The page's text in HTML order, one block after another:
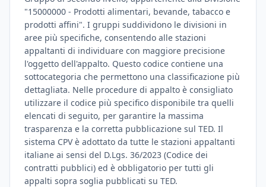
"15000000 - Prodotti alimentari, bevande, tabacco e
prodotti affini". I gruppi suddividono le divisioni in
aree più specifiche, consentendo alle stazioni
appaltanti di individuare con maggiore precisione
l'oggetto dell'appalto. Questo codice contiene una
sottocategoria che permettono una classificazione più
dettagliata. Nelle procedure di appalto è consigliato
utilizzare il codice più specifico disponibile tra quelli
elencati di seguito, per garantire la massima
trasparenza e la corretta pubblicazione sul TED. Il
sistema CPV è adottato da tutte le stazioni appaltanti
italiane ai sensi del D.Lgs. 36/2023 (Codice dei
contratti pubblici) ed è obbligatorio per tutti gli
appalti sopra soglia pubblicati su TED.